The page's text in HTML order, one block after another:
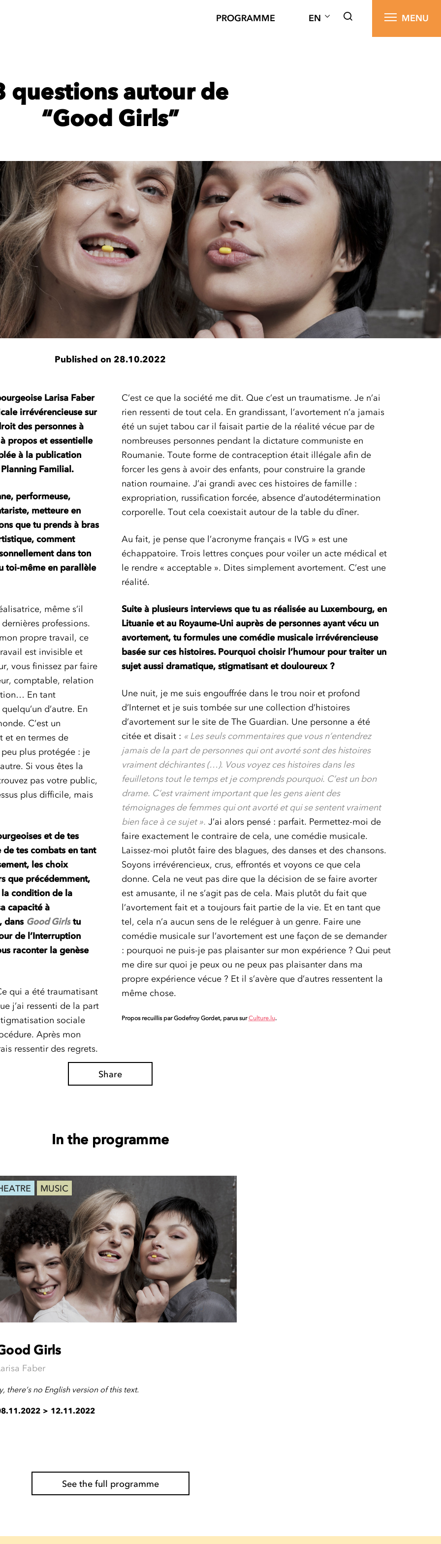
PROGRAMME EN MENU
questions autour de
“Good Girls”
Published on 28.10.2022
Larisa Faber
irrévérencieuse sur
des personnes à
propos et essentielle
à la publication
Familial.
performeuse,
metteure en
que tu prends à bras
comment
dans ton
toi-même en parallèle
même s’il
professions.
propre travail, ce
est invisible et
vous finissez par faire
comptable, relation
En tant
d’autre. En
C’est un
et en termes de
plus protégée : je
Si vous êtes la
pas votre public,
plus difficile, mais
et de tes
tes combats en tant
les choix
que précédemment,
condition de la
capacité à
dans Good Girls tu
de l’Interruption
raconter la genèse
qui a été traumatisant
j’ai ressenti de la part
sociale
Après mon
ressentir des regrets.
C’est ce que la société me dit. Que c’est un traumatisme. Je n’ai
rien ressenti de tout cela. En grandissant, l’avortement n’a jamais
été un sujet tabou car il faisait partie de la réalité vécue par de
nombreuses personnes pendant la dictature communiste en
Roumanie. Toute forme de contraception était illégale afin de
forcer les gens à avoir des enfants, pour construire la grande
nation roumaine. J’ai grandi avec ces histoires de famille :
expropriation, russification forcée, absence d’autodétermination
corporelle. Tout cela coexistait autour de la table du dîner.
Au fait, je pense que l’acronyme français « IVG » est une
échappatoire. Trois lettres conçues pour voiler un acte médical et
le rendre « acceptable ». Dites simplement avortement. C’est une
réalité.
Suite à plusieurs interviews que tu as réalisée au Luxembourg, en
Lituanie et au Royaume-Uni auprès de personnes ayant vécu un
avortement, tu formules une comédie musicale irrévérencieuse
basée sur ces histoires. Pourquoi choisir l’humour pour traiter un
sujet aussi dramatique, stigmatisant et douloureux ?
Une nuit, je me suis engouffrée dans le trou noir et profond
d’Internet et je suis tombée sur une collection d’histoires
d’avortement sur le site de The Guardian. Une personne a été
citée et disait : « Les seuls commentaires que vous n’entendrez
jamais de la part de personnes qui ont avorté sont des histoires
vraiment déchirantes (…). Vous voyez ces histoires dans les
feuilletons tout le temps et je comprends pourquoi. C’est un bon
drame. C’est vraiment important que les gens aient des
témoignages de femmes qui ont avorté et qui se sentent vraiment
bien face à ce sujet ». J’ai alors pensé : parfait. Permettez-moi de
faire exactement le contraire de cela, une comédie musicale.
Laissez-moi plutôt faire des blagues, des danses et des chansons.
Soyons irrévérencieux, crus, effrontés et voyons ce que cela
donne. Cela ne veut pas dire que la décision de se faire avorter
est amusante, il ne s’agit pas de cela. Mais plutôt du fait que
l’avortement fait et a toujours fait partie de la vie. Et en tant que
tel, cela n’a aucun sens de le reléguer à un genre. Faire une
comédie musicale sur l’avortement est une façon de se demander
: pourquoi ne puis-je pas plaisanter sur mon expérience ? Qui peut
me dire sur quoi je peux ou ne peux pas plaisanter dans ma
propre expérience vécue ? Et il s’avère que d’autres ressentent la
même chose.
Propos recuillis par Godefroy Gordet, parus surCulture.lu.
Share
In the programme
MUSIC
Girls
Faber
there’s no English version of this text.
> 12.11.2022
See the full programme